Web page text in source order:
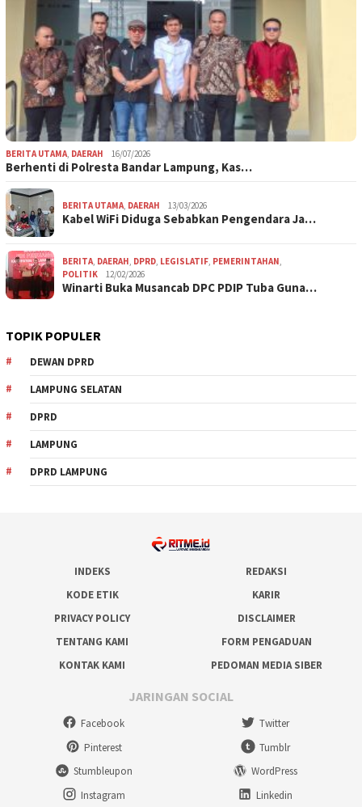
BERITA UTAMA DAERAH 16/07/2026
Berhenti di Polresta Bandar Lampung, Kas…
BERITA UTAMA DAERAH 13/03/2026
Kabel WiFi Diduga Sebabkan Pengendara Ja…
BERITA DAERAH DPRD LEGISLATIF PEMERINTAHAN
POLITIK
12/02/2026
Winarti Buka Musancab DPC PDIP Tuba Guna…
TOPIK POPULER
DEWAN DPRD
LAMPUNG SELATAN
DPRD
LAMPUNG
DPRD LAMPUNG
INDEKS
REDAKSI
KODE ETIK
KARIR
PRIVACY POLICY
DISCLAIMER
TENTANG KAMI
FORM PENGADUAN
KONTAK KAMI
PEDOMAN MEDIA SIBER
JARINGAN SOCIAL
Facebook
Twitter
Pinterest
Tumblr
Stumbleupon
WordPress
Instagram
Linkedin